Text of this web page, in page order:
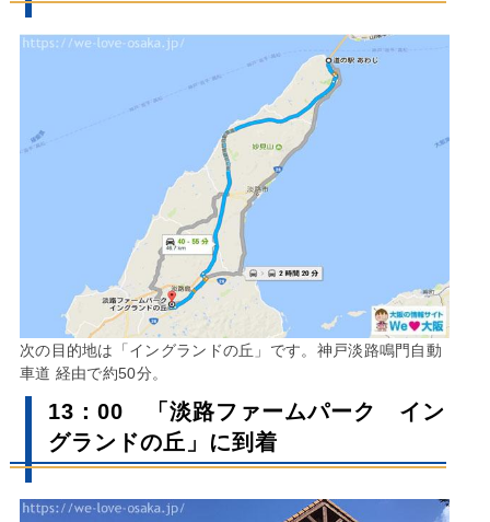
次の目的地は「イングランドの丘」です。神戸淡路鳴門自動
車道 経由で約50分。
13：00 「淡路ファームパーク イン
グランドの丘」に到着